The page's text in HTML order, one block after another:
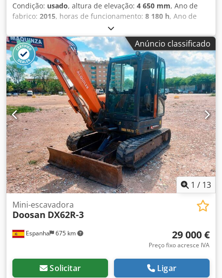
Condição: usado, altura de elevação: 4 650 mm, Ano de
fabrico: 2015, horas de funcionamento: 8 180 h, Ano de
fabricação: 2015 Dkjdpfxjxqfdgj Aaior Finalidade de uso:
Construção civil Peso vazio: 8.500 kg
Anúncio classificado
1 / 13
Espanha 675 km
Mini-escavadora
Doosan DX62R-3
29 000 €
Preço fixo acresce IVA
Solicitar Ligar